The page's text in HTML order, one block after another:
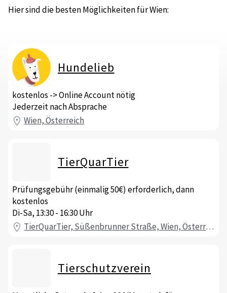
Hier sind die besten Möglichkeiten für Wien:
Hundelieb
kostenlos -> Online Account nötig
Jederzeit nach Absprache
Wien, Österreich
TierQuarTier
Prüfungsgebühr (einmalig 50€) erforderlich, dann
kostenlos
Di-Sa, 13:30 - 16:30 Uhr
TierQuarTier, Süßenbrunner Straße, Wien, Österreich
Tierschutzverein